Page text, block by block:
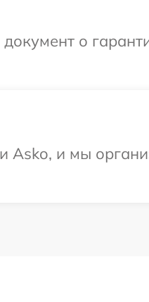
о
Asko, и мы